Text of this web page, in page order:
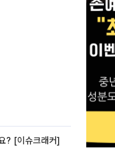
? [이슈크래커]